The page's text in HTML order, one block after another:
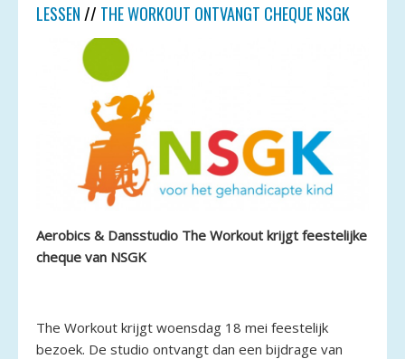
LESSEN// THE WORKOUT ONTVANGT CHEQUE NSGK
Aerobics & Dansstudio The Workout krijgt feestelijke
cheque van NSGK
The Workout krijgt woensdag 18 mei feestelijk
bezoek. De studio ontvangt dan een bijdrage van